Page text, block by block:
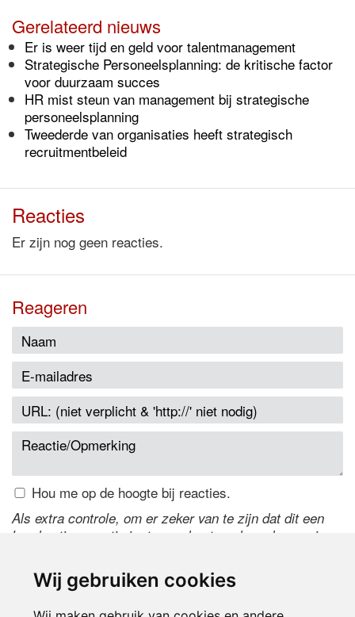
Wij gebruiken cookies
Gerelateerd nieuws
Er is weer tijd en geld voor talentmanagement
Strategische Personeelsplanning: de kritische factor
voor duurzaam succes
HR mist steun van management bij strategische
personeelsplanning
Tweederde van organisaties heeft strategisch
recruitmentbeleid
Reacties
Er zijn nog geen reacties.
Reageren
Hou me op de hoogte bij reacties.
Als extra controle, om er zeker van te zijn dat dit een
handmatige reactie is, typ onderstaande code over in
de code te wijzigen.